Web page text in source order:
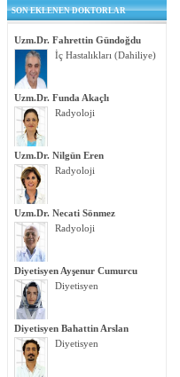
SON EKLENEN DOKTORLAR
Uzm.Dr. Fahrettin Gündoğdu
İç Hastalıkları (Dahiliye)
Uzm.Dr. Funda Akaçlı
Radyoloji
Uzm.Dr. Nilgün Eren
Radyoloji
Uzm.Dr. Necati Sönmez
Radyoloji
Diyetisyen Ayşenur Cumurcu
Diyetisyen
Diyetisyen Bahattin Arslan
Diyetisyen